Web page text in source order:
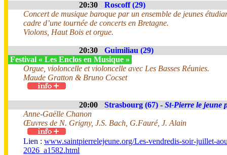
20:30
Roscoff (29)
Concert de musique baroque par un ensemble de jeunes
cadre d’une tournée de concerts en Bretagne.
Violons, Haut Bois et orgue.
20:30
Guimiliau (29)
Festival « Les Enclos en Musique »
Orgue, violoncelle et violoncelle avec Les Basses Réunies.
Maude Gratton & Bruno Cocset
20:00 Strasbourg (67) - St-Pierre le jeune
Anne-Gaëlle Chanon
Œuvres de N. Grigny, J.S. Bach, G.Fauré, J. Alain
Lien : www.saintpierrelejeune.org/Les-vendredis-soir-juillet-
2026_a1582.html